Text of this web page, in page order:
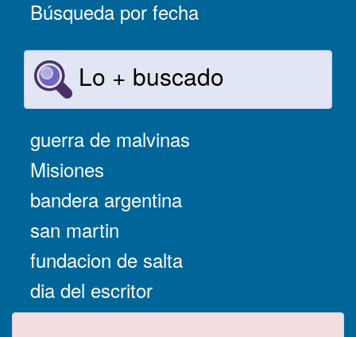
Búsqueda por fecha
Lo + buscado
guerra de malvinas
Misiones
bandera argentina
san martin
fundacion de salta
dia del escritor